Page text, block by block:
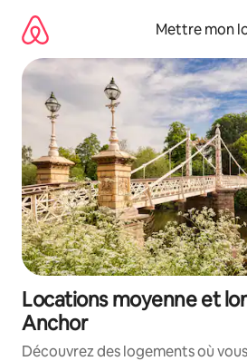
directement
contenu
Mettre mon
Locations moyenne et
Anchor
Découvrez des logements où